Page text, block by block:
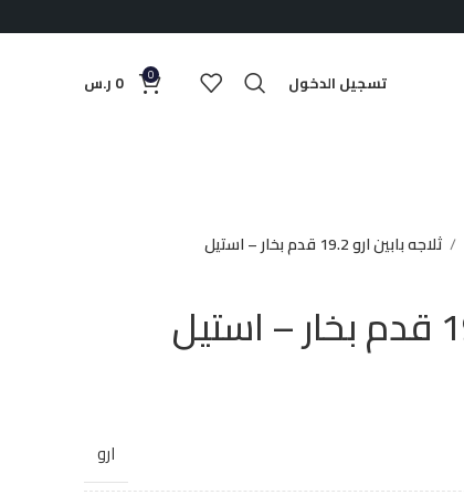
تسجيل الدخول 0
0 ر.س
ثلاجه بابين ارو 19.2 قدم بخار – استيل
ارو